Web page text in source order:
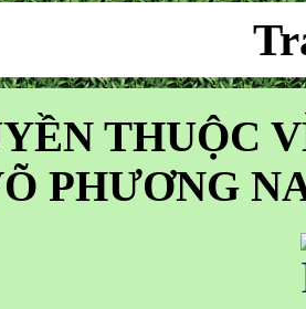
THUỘC
PHƯƠNG